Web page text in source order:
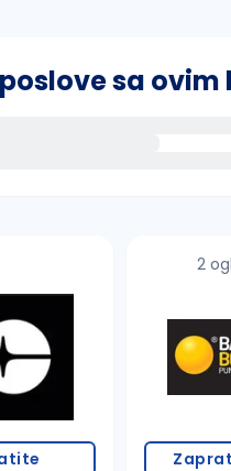
sa
(koristite č, ć, š, đ, ž, dž)
grad
2